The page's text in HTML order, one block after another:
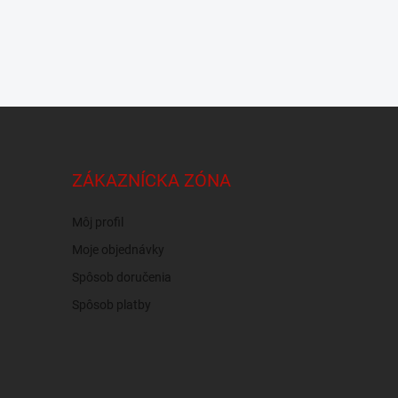
ZÁKAZNÍCKA ZÓNA
Môj profil
Moje objednávky
Spôsob doručenia
Spôsob platby